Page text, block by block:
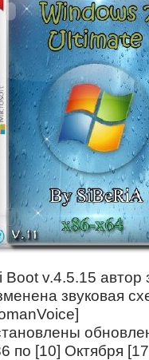
Boot v.4.5.15 автор
звуковая
по [10] Октября